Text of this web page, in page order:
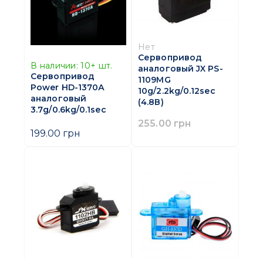
В наличии: 10+ шт.
Сервопривод
Power HD-1370А
аналоговый
3.7g/0.6kg/0.1sec
199.00 грн
Нет
Сервопривод
аналоговый JX PS-
1109MG
10g/2.2kg/0.12sec
(4.8В)
255.00 грн